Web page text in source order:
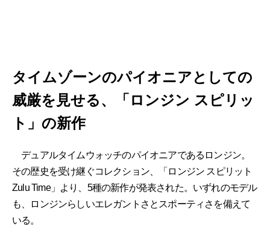
タイムゾーンのパイオニアとしての
威厳を見せる、「ロンジン スピリッ
ト」の新作
デュアルタイムウォッチのパイオニアであるロンジン。
その歴史を受け継ぐコレクション、「ロンジン スピリット
Zulu Time」より、5種の新作が発表された。いずれのモデル
も、ロンジンらしいエレガントさとスポーティさを備えて
いる。